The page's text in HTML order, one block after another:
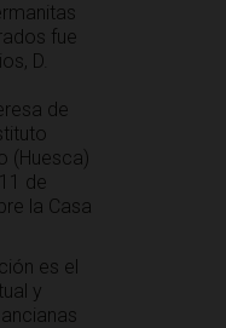
fue
D.
de
(Huesca)
de
la Casa
es el
y